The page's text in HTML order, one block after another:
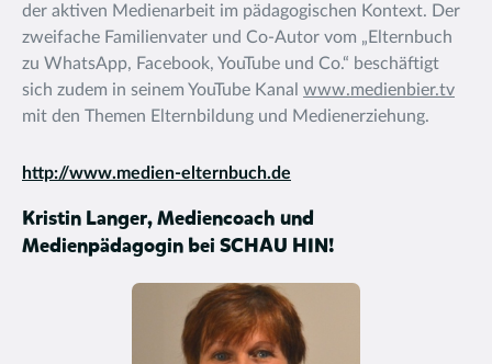
der aktiven Medienarbeit im pädagogischen Kontext. Der
zweifache Familienvater und Co-Autor vom „Elternbuch
zu WhatsApp, Facebook, YouTube und Co.“ beschäftigt
sich zudem in seinem YouTube Kanal www.medienbier.tv
mit den Themen Elternbildung und Medienerziehung.
http://www.medien-elternbuch.de
Kristin Langer, Mediencoach und
Medienpädagogin bei SCHAU HIN!